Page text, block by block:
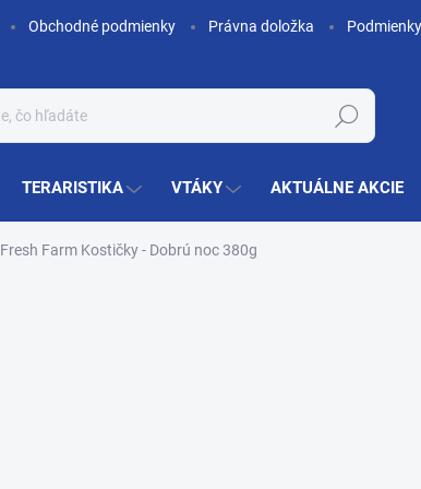
Obchodné podmienky Právna doložka
Hľadať
TERARISTIKA VTÁKY AKTUÁLNE AKCIE
Fresh Farm Kostičky - Dobrú noc 380g